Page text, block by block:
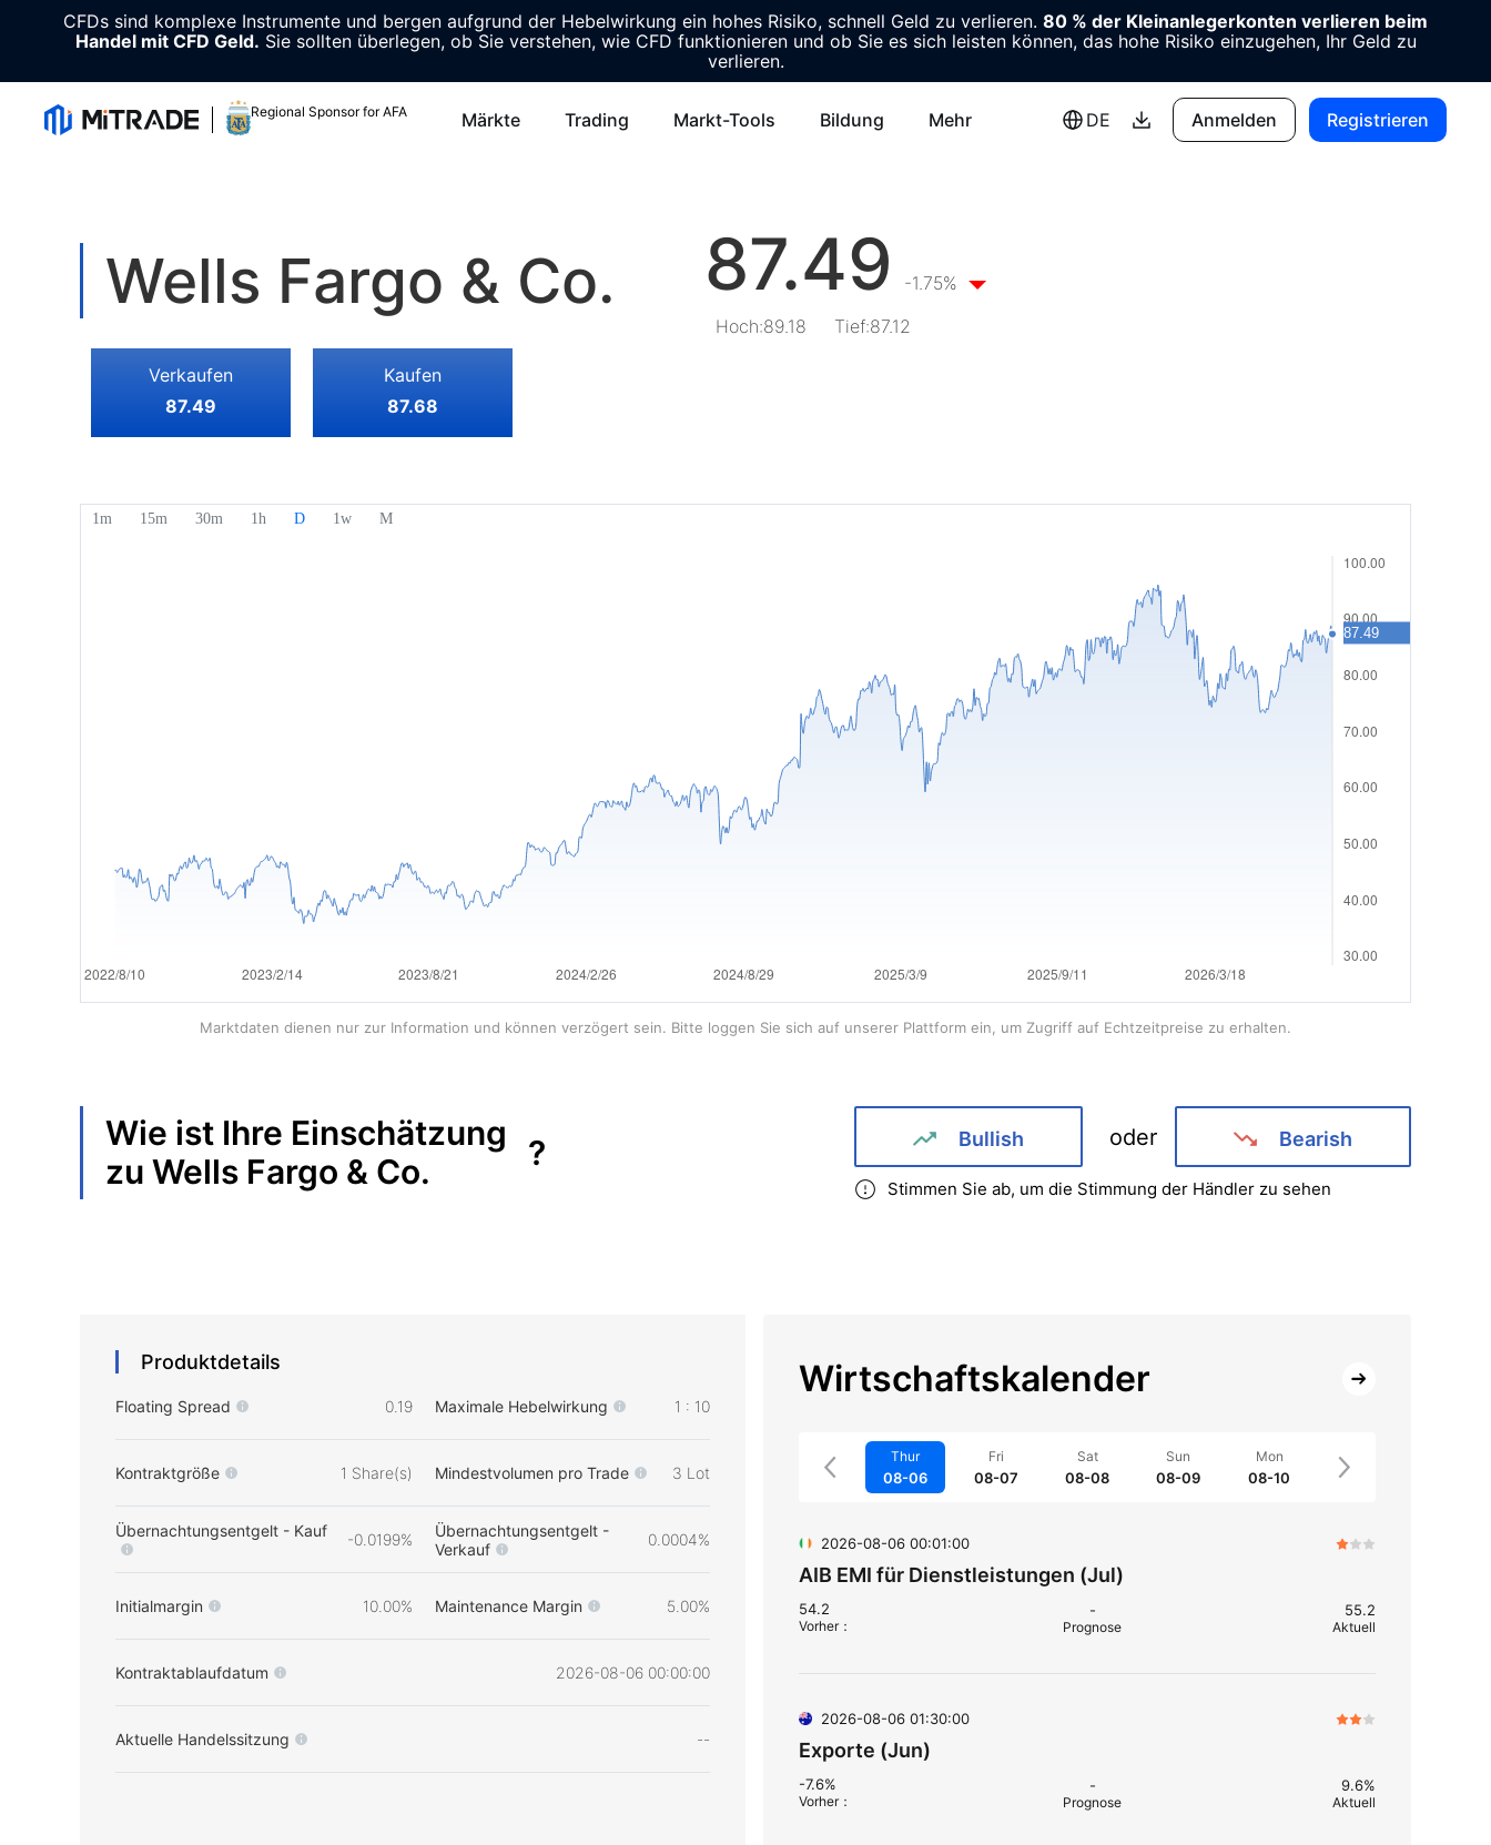
CFDs sind komplexe Instrumente und bergen aufgrund der Hebelwirkung ein hohes Risiko, schnell Geld zu verlieren. 80 % der Kleinanlegerkonten verlieren beim
Handel mit CFD Geld. Sie sollten überlegen, ob Sie verstehen, wie CFD funktionieren und ob Sie es sich leisten können, das hohe Risiko einzugehen, Ihr Geld zu
verlieren.
Regional Sponsor for AFA Märkte Trading Markt-Tools Bildung Mehr DE Anmelden Registrieren
Wells Fargo & Co. 87.49
-1.75%
Hoch:89.18 Tief:87.12
Verkaufen
87.49
Kaufen
87.68
Marktdaten dienen nur zur Information und können verzögert sein. Bitte loggen Sie sich auf unserer Plattform ein, um Zugriff auf Echtzeitpreise zu erhalten.
Wie ist Ihre Einschätzung
zu Wells Fargo & Co. ? Bullish oder Bearish
Stimmen Sie ab, um die Stimmung der Händler zu sehen
Produktdetails
Floating Spread 0.19 Maximale Hebelwirkung 1 : 10
Kontraktgröße 1 Share(s) Mindestvolumen pro Trade 3 Lot
Übernachtungsentgelt - Kauf -0.0199%
Übernachtungsentgelt -
Verkauf
0.0004%
Initialmargin 10.00% Maintenance Margin 5.00%
Kontraktablaufdatum 2026-08-06 00:00:00
Aktuelle Handelssitzung --
Wirtschaftskalender
Thur
08-06
Fri
08-07
Sat
08-08
Sun
08-09
Mon
08-10
2026-08-06 00:01:00
AIB EMI für Dienstleistungen (Jul)
54.2
Vorher：
-
Prognose
55.2
Aktuell
2026-08-06 01:30:00
Exporte (Jun)
-7.6%
Vorher：
-
Prognose
9.6%
Aktuell